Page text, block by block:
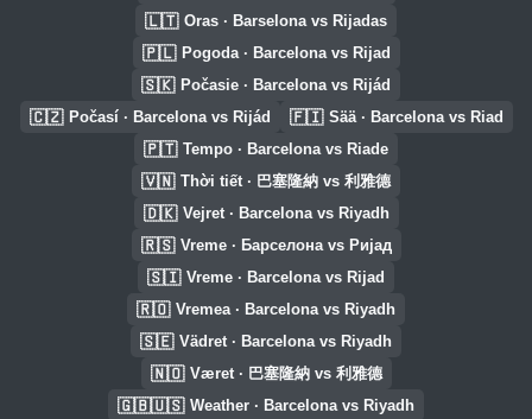
🇱🇹 Oras · Barselona vs Rijadas
🇵🇱 Pogoda · Barcelona vs Rijad
🇸🇰 Počasie · Barcelona vs Rijád
🇨🇿 Počasí · Barcelona vs Rijád 🇫🇮 Sää · Barcelona vs Riad
🇵🇹 Tempo · Barcelona vs Riade
🇻🇳 Thời tiết · 巴塞隆納 vs 利雅德
🇩🇰 Vejret · Barcelona vs Riyadh
🇷🇸 Vreme · Барселона vs Ријад
🇸🇮 Vreme · Barcelona vs Rijad
🇷🇴 Vremea · Barcelona vs Riyadh
🇸🇪 Vädret · Barcelona vs Riyadh
🇳🇴 Været · 巴塞隆納 vs 利雅德
🇬🇧🇺🇸 Weather · Barcelona vs Riyadh